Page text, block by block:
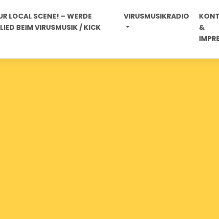
LOCAL SCENE! – WERDE
BEIM VIRUSMUSIK / KICK
VIRUSMUSIKRADIO
&